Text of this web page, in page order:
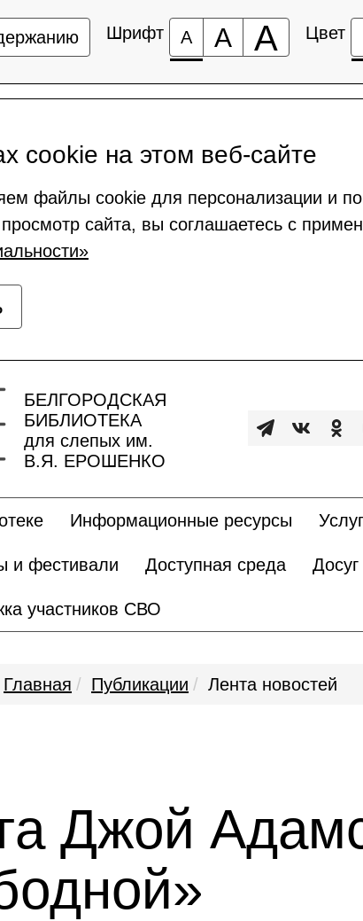
Шрифт А А А Цвет
cookie на этом веб-сайте
файлы cookie для персонализации и
сайта, вы соглашаетесь с
БЕЛГОРОДСКАЯ
БИБЛИОТЕКА
для слепых им.
В.Я. ЕРОШЕНКО
Информационные ресурсы
и фестивали Доступная среда Досуг
участников СВО
Главная Публикации Лента новостей
Джой